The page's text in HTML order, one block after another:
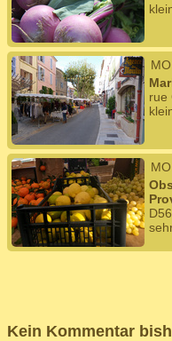
MO
rue
MO
Kein Kommentar